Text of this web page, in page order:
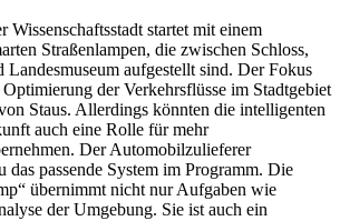
Wissenschaftsstadt startet mit einem
Straßenlampen, die zwischen Schloss,
Landesmuseum aufgestellt sind. Der Fokus
der Verkehrsflüsse im Stadtgebiet
Staus. Allerdings könnten die intelligenten
auch eine Rolle für mehr
Der Automobilzulieferer
das passende System im Programm. Die
übernimmt nicht nur Aufgaben wie
der Umgebung. Sie ist auch ein